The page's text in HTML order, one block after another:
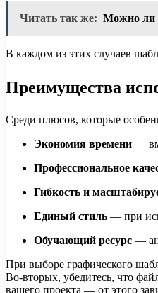
Читать так же: Можно ли
В каждом из этих случаев
Преимущества
Среди плюсов, которые
Экономия времени —
Профессиональное
Гибкость и
Единый стиль — при
Обучающий ресурс —
При выборе графического
Во-вторых, убедитесь, что
вашего проекта — от этого